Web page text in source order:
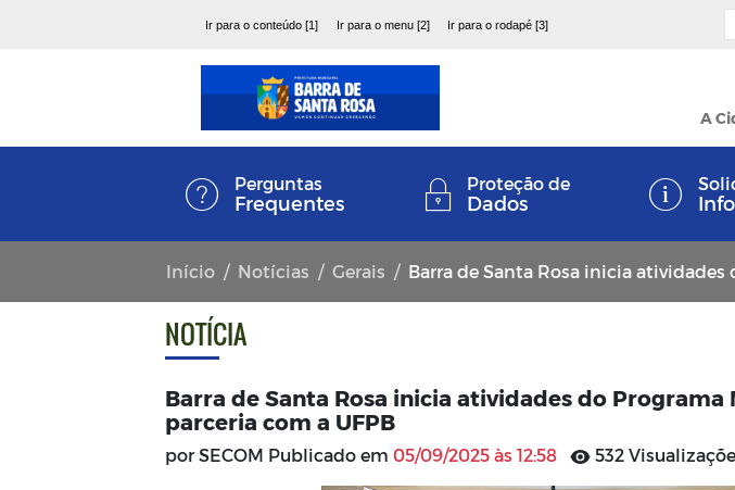
Ir para o conteúdo [1] Ir para o menu [2] Ir para o rodapé [3]
A
Perguntas
Frequentes
Proteção de
Dados
Início Notícias Gerais Barra de Santa Rosa inicia atividades do Programa
NOTÍCIA
Barra de Santa Rosa inicia atividades do Programa
parceria com a UFPB
por SECOM Publicado em 05/09/2025 às 12:58 532